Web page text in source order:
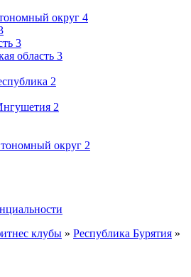
округ 4
3
область 3
2
2
округ 2
клубы » Республика Бурятия »